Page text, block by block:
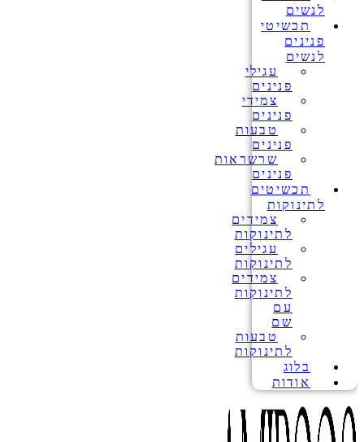
לנשים
תכשיטי
פנינים
לנשים
עגילי
פנינים
צמידי
פנינים
טבעות
פנינים
שרשראות
פנינים
תכשיטים
לתינוקות
צמידים
לתינוקות
עגילים
לתינוקות
צמידים
לתינוקות
עם
שם
טבעות
לתינוקות
בלוג
אודות